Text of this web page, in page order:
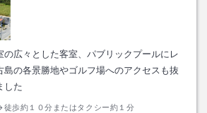
の広々とした客室、パブリックプールにレ
島の各景勝地やゴルフ場へのアクセスも抜
した
歩約１０分またはタクシー約１分